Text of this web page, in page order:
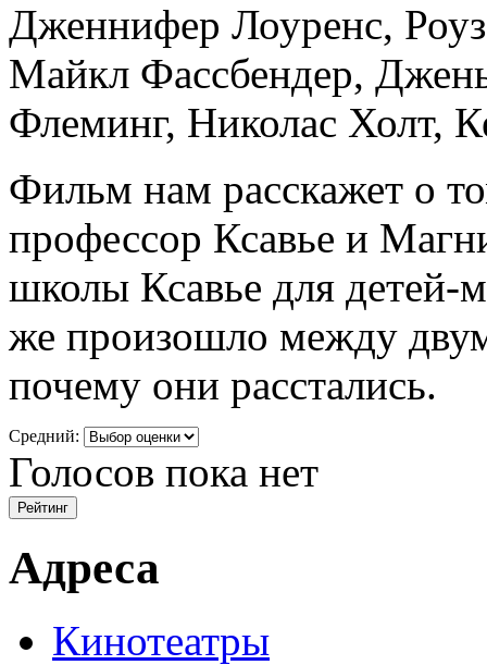
Дженнифер Лоуренс,
Майкл Фассбендер,
Флеминг, Николас Холт,
Фильм нам расскажет о
профессор Ксавье и
школы Ксавье для детей-
же произошло между
почему они расстались.
Средний:
Голосов пока нет
Адреса
Кинотеатры